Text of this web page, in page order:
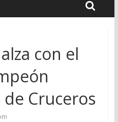
con el
Cruceros